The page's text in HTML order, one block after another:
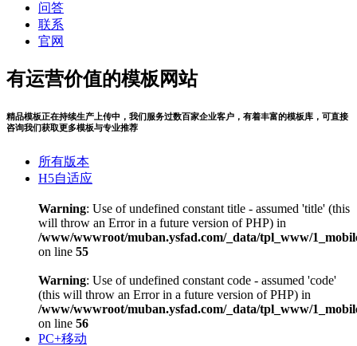
问答
联系
官网
有运营价值的模板网站
精品模板正在持续生产上传中，我们服务过数百家企业客户，有着丰富的模板库，可直接
咨询我们获取更多模板与专业推荐
所有版本
H5自适应
Warning: Use of undefined constant title - assumed 'title' (this
will throw an Error in a future version of PHP) in
/www/wwwroot/muban.ysfad.com/_data/tpl_www/
on line 55
Warning: Use of undefined constant code - assumed 'code'
(this will throw an Error in a future version of PHP) in
/www/wwwroot/muban.ysfad.com/_data/tpl_www/
on line 56
PC+移动